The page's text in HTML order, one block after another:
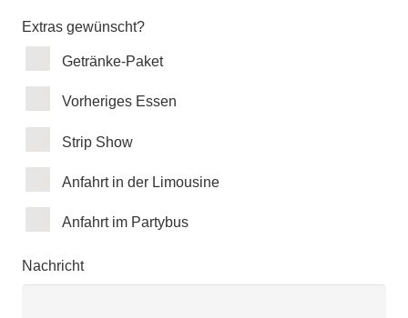
Extras gewünscht?
Getränke-Paket
Vorheriges Essen
Strip Show
Anfahrt in der Limousine
Anfahrt im Partybus
Nachricht